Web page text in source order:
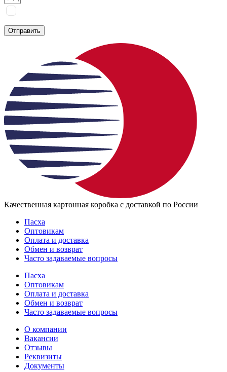
Отправить
Качественная картонная коробка с доставкой по России
Пасха
Оптовикам
Оплата и доставка
Обмен и возврат
Часто задаваемые вопросы
Пасха
Оптовикам
Оплата и доставка
Обмен и возврат
Часто задаваемые вопросы
О компании
Вакансии
Отзывы
Реквизиты
Документы